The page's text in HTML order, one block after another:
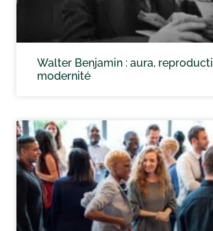
Walter Benjamin : aura,
modernité